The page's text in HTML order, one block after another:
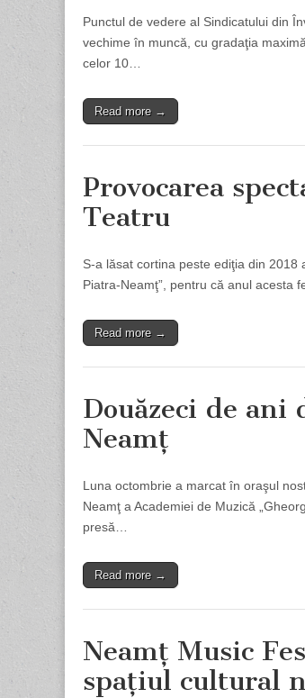
Punctul de vedere al Sindicatului din
vechime în muncă, cu gradaţia
celor 10…
Read more →
Provocarea
Teatru
S-a lăsat cortina peste ediţia din 2018
Piatra-Neamţ”, pentru că anul acesta
Read more →
Douăzeci de
Neamţ
Luna octombrie a marcat în oraşul
Neamţ a Academiei de Muzică
presă…
Read more →
Neamţ Music
spaţiul cultural